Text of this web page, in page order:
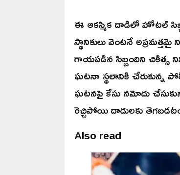
ఈ ఆకస్మిక దాడిలో హోటల్
స్థానికులు వెంటనే అప్రమత్తమై
గాయపడిన సిబ్బందిని చికిత్స
ఘటనా స్థలానికి చేరుకున్న
ఘటనపై కేసు నమోదు
రెచ్చిపోయి దాడులకు తెగబడటం
Also read